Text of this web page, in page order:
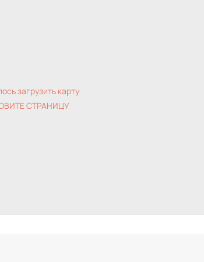
загрузить карту
СТРАНИЦУ